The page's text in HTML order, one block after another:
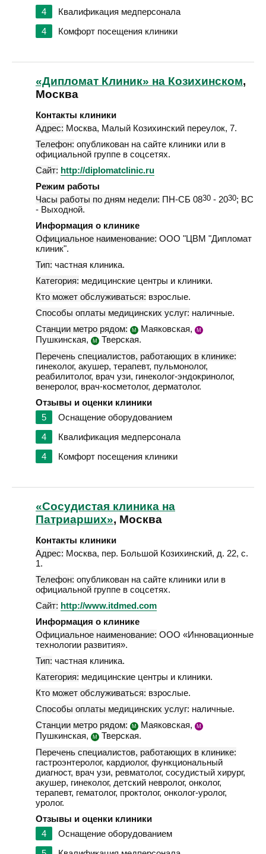
4
Квалификация медперсонала
4
Комфорт посещения клиники
«Дипломат Клиник» на Козихинском,
Москва
Контакты клиники
Адрес: Москва, Малый Козихинский переулок, 7.
Телефон: опубликован на сайте клиники или в
официальной группе в соцсетях.
Сайт: http://diplomatclinic.ru
Режим работы
Часы работы по дням недели: ПН-СБ 0830 - 2030; ВС
- Выходной.
Информация о клинике
Официальное наименование: ООО "ЦВМ "Дипломат
клиник".
Тип: частная клиника.
Категория: медицинские центры и клиники.
Кто может обслуживаться: взрослые.
Способы оплаты медицинских услуг: наличные.
Станции метро рядом:
М Маяковская, М
Пушкинская, М
Тверская.
Перечень специалистов, работающих в клинике:
гинеколог, акушер, терапевт, пульмонолог,
реабилитолог, врач узи, гинеколог-эндокринолог,
венеролог, врач-косметолог, дерматолог.
Отзывы и оценки клиники
5
Оснащение оборудованием
4
Квалификация медперсонала
4
Комфорт посещения клиники
«Сосудистая клиника на
Патриарших», Москва
Контакты клиники
Адрес: Москва, пер. Большой Козихинский, д. 22, с.
1.
Телефон: опубликован на сайте клиники или в
официальной группе в соцсетях.
Сайт: http://www.itdmed.com
Информация о клинике
Официальное наименование: ООО «Инновационные
технологии развития».
Тип: частная клиника.
Категория: медицинские центры и клиники.
Кто может обслуживаться: взрослые.
Способы оплаты медицинских услуг: наличные.
Станции метро рядом:
М Маяковская, М
Пушкинская, М
Тверская.
Перечень специалистов, работающих в клинике:
гастроэнтеролог, кардиолог, функциональный
диагност, врач узи, ревматолог, сосудистый хирург,
акушер, гинеколог, детский невролог, онколог,
терапевт, гематолог, проктолог, онколог-уролог,
уролог.
Отзывы и оценки клиники
4
Оснащение оборудованием